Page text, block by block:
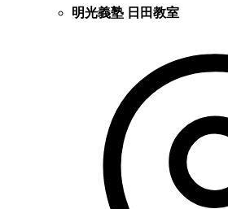
明光義塾 日田教室